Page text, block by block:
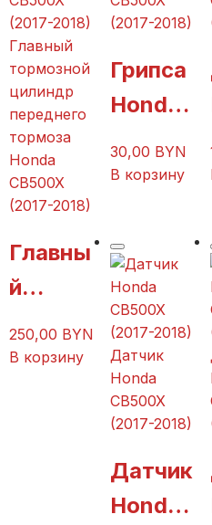
Главный
тормозной
цилиндр
переднего
тормоза
Honda
CB500X
(2017-2018)
Главны
й
тормоз
ной
250,00 BYN
В корзину
(2017-2018)
Грипса
Honda
CB500
X
2018)
30,00 BYN
В корзину
Датчик
Honda
CB500X
(2017-2018)
Датчик
Honda